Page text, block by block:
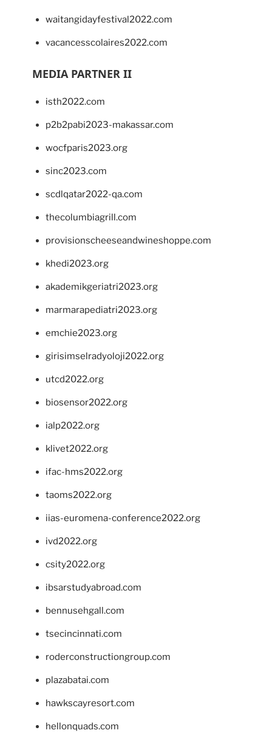
waitangidayfestival2022.com
vacancesscolaires2022.com
MEDIA PARTNER II
isth2022.com
p2b2pabi2023-makassar.com
wocfparis2023.org
sinc2023.com
scdlqatar2022-qa.com
thecolumbiagrill.com
provisionscheeseandwineshoppe.com
khedi2023.org
akademikgeriatri2023.org
marmarapediatri2023.org
emchie2023.org
girisimselradyoloji2022.org
utcd2022.org
biosensor2022.org
ialp2022.org
klivet2022.org
ifac-hms2022.org
taoms2022.org
iias-euromena-conference2022.org
ivd2022.org
csity2022.org
ibsarstudyabroad.com
bennusehgall.com
tsecincinnati.com
roderconstructiongroup.com
plazabatai.com
hawkscayresort.com
hellonquads.com